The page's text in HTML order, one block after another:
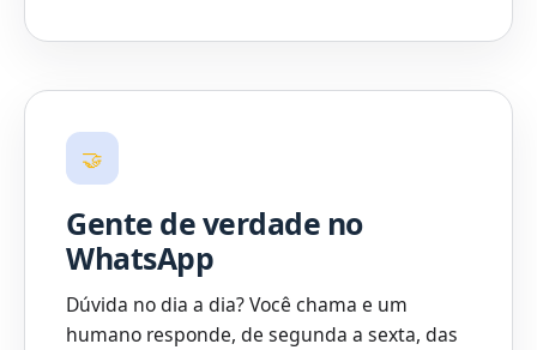
🤝
Gente de verdade no
WhatsApp
Dúvida no dia a dia? Você chama e um
humano responde, de segunda a sexta, das